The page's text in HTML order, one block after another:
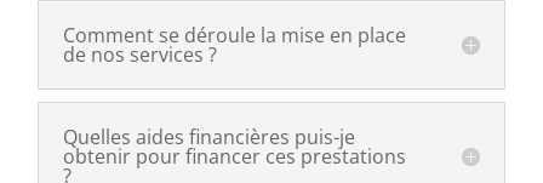
Comment se déroule la mise en place
de nos services ?
Quelles aides financières puis-je
obtenir pour financer ces prestations
?